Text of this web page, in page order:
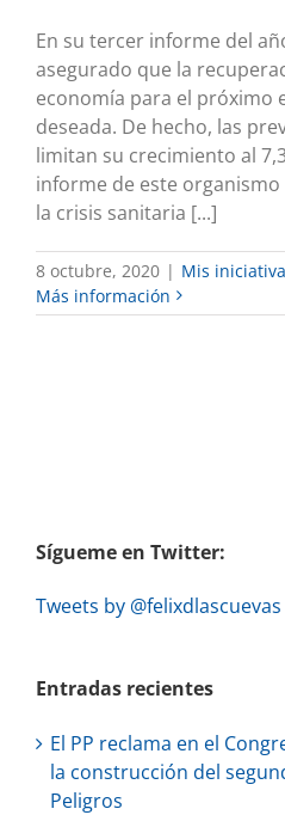
En su tercer informe del
asegurado que la
economía para el próximo
deseada. De hecho, las
limitan su crecimiento al
informe de este
la crisis sanitaria [...]
8 octubre, 2020 | Mis
Más información
Sígueme en Twitter:
Tweets by @felixdlascuevas
Entradas recientes
El PP reclama en el
la construcción del
Peligros